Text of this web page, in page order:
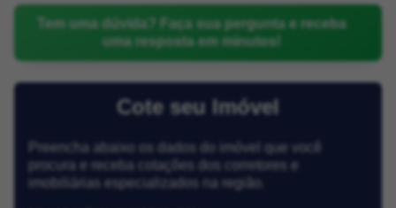
Tem uma dúvida? Faça sua pergunta e receba
uma resposta em minutos!
Cote seu Imóvel
Preencha abaixo os dados do imóvel que você
procura e receba cotações dos corretores e
imobiliárias especializados na região.